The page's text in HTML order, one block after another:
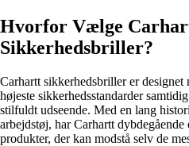
Hvorfor Vælge
Sikkerhedsbriller?
Carhartt sikkerhedsbriller er
højeste sikkerhedsstandarder
stilfuldt udseende. Med en lang
arbejdstøj, har Carhartt
produkter, der kan modstå selv de